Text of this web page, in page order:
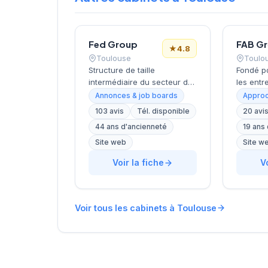
Fed Group
Toulouse
★4.8
Structure de taille
intermédiaire du secteur du
conseil en recrutement, ce
cabinet toulousain opère
depuis ses locaux de Now
Toulouse sur la Piste des
Géants. Établi dans la
son activité de placement et
approche centrée sur
l'accompagnement des
entreprises locales et des
Annonces & job boards
103 avis
Tél. disponible
44 ans d'ancienneté
Site web
Voir la fiche
Fondé
les
dans
cabinet
son
ville de
20 avis
19
Site
Voir tous les cabinets à Toulouse